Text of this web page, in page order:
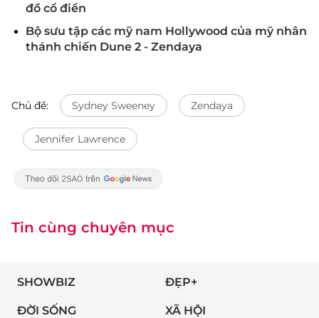
đồ cổ điển
Bộ sưu tập các mỹ nam Hollywood của mỹ nhân
thánh chiến Dune 2 - Zendaya
Chủ đề: Sydney Sweeney Zendaya
Jennifer Lawrence
Tin cùng chuyên mục
SHOWBIZ ĐẸP+
ĐỜI SỐNG XÃ HỘI